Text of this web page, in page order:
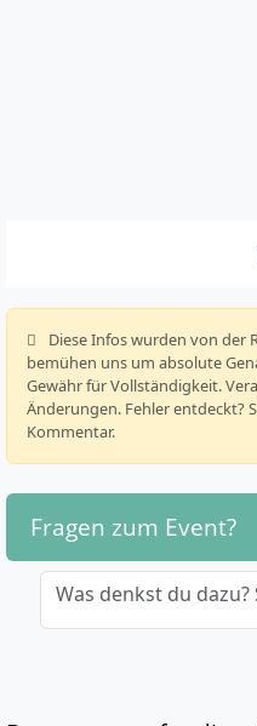
Diese Infos wurden von
bemühen uns um absolute
Gewähr für Vollständigkeit.
Änderungen. Fehler entdeckt?
Kommentar.
Fragen zum Event?
Was denkst du